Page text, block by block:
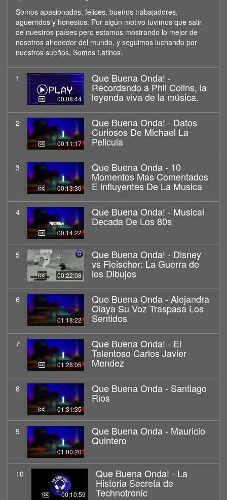
Somos apasionados, felices, buenos trabajadores,
aguerridos y honestos. Por algún motivo tuvimos que salir
de nuestros países pero estamos mostrando lo mejor de
nosotros alrededor del mundo, y seguimos luchando por
nuestros sueños. Somos Latinos.
1
00:08:44
Que Buena Onda! -
Recordando a Phil Colins, la
leyenda viva de la música.
2
00:11:17
Que Buena Onda! - Datos
Curiosos De Michael La
Pelicula
3
00:13:30
Que Buena Onda - 10
Momentos Mas Comentados
E influyentes De La Musica
4
00:14:22
Que Buena Onda! - Musical
Decada De Los 80s
5
00:22:08
Que Buena Onda! - Disney
vs Fleischer: La Guerra de
los Dibujos
6
01:18:22
Que Buena Onda - Alejandra
Olaya Su Voz Traspasa Los
Sentidos
7
01:28:05
Que Buena Onda! - El
Talentoso Carlos Javier
Mendez
8
01:31:35
Que Buena Onda - Santiago
Rios
9
01:00:20
Que Buena Onda - Mauricio
Quintero
10
00:10:59
Que Buena Onda! - La
Historia Secreta de
Technotronic